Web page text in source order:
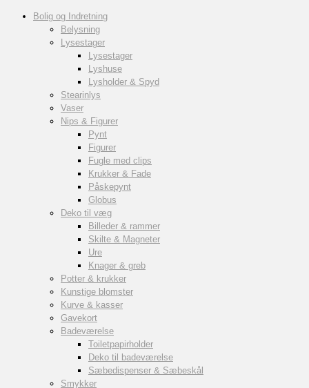
Bolig og Indretning
Belysning
Lysestager
Lysestager
Lyshuse
Lysholder & Spyd
Stearinlys
Vaser
Nips & Figurer
Pynt
Figurer
Fugle med clips
Krukker & Fade
Påskepynt
Globus
Deko til væg
Billeder & rammer
Skilte & Magneter
Ure
Knager & greb
Potter & krukker
Kunstige blomster
Kurve & kasser
Gavekort
Badeværelse
Toiletpapirholder
Deko til badeværelse
Sæbedispenser & Sæbeskål
Smykker